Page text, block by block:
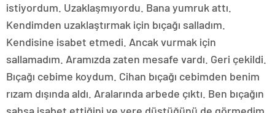
istiyordum. Uzaklaşmıyordu. Bana yumruk attı.
Kendimden uzaklaştırmak için bıçağı salladım.
Kendisine isabet etmedi. Ancak vurmak için
sallamadım. Aramızda zaten mesafe vardı. Geri çekildi.
Bıçağı cebime koydum. Cihan bıçağı cebimden benim
rızam dışında aldı. Aralarında arbede çıktı. Ben bıçağın